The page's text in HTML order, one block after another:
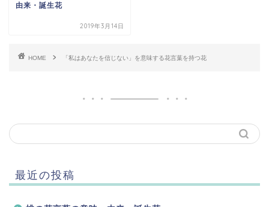
由来・誕生花
2019年3月14日
HOME 「私はあなたを信じない」を意味する花言葉を持つ花
最近の投稿